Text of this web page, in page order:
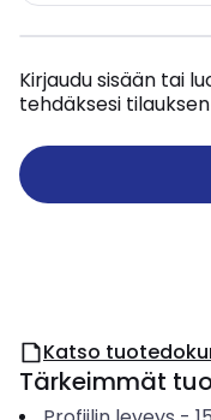
Kirjaudu sisään tai
tehdäksesi tilauksen
Katso
Tärkeimmät